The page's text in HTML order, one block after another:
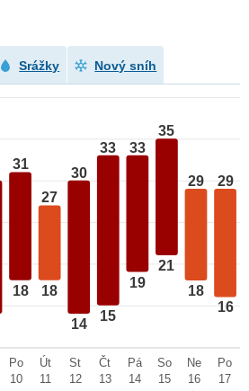
Srážky Nový sníh
31
18
27
18
30
14
33
15
33
19
35
21
29
18
29
16
Po
10
Út
11
St
12
Čt
13
Pá
14
So
15
Ne
16
Po
17